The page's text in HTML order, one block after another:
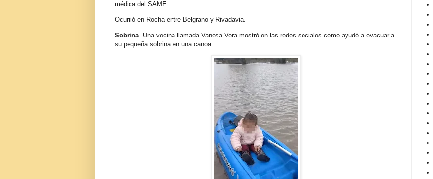
médica del SAME.
Ocurrió en Rocha entre Belgrano y Rivadavia.
Sobrina . Una vecina llamada Vanesa Vera mostró en las redes sociales como ayudó a evacuar a
su pequeña sobrina en una canoa.